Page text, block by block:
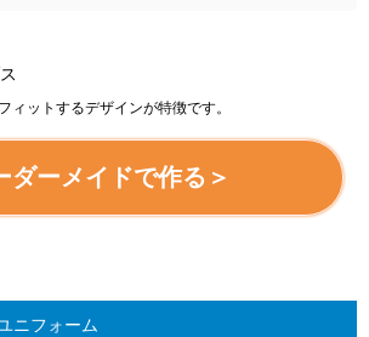
ィットするデザインが特徴です。
ダーメイドで作る＞
ニフォーム